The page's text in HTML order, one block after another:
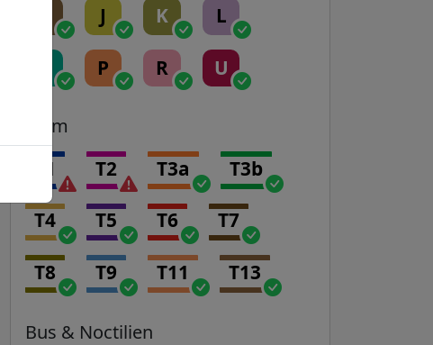
J K L
P R U
Tram
T1 T2 T3a T3b
T4 T5 T6 T7
T8 T9 T11 T13
Bus & Noctilien